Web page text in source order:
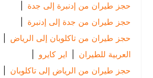
حجز طيران من إدنبرة إلى جدة
حجز طيران من جدة إلى إدنبرة |
حجز طيران من تاكلوبان إلى الرياض
|
العربية للطيران | اير كايرو
|
حجز طيران من الرياض إلى تاكلوبان |